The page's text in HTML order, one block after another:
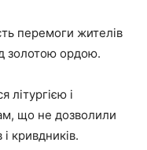
перемоги жителів
золотою ордою.
літургією і
що не дозволили
кривдників.